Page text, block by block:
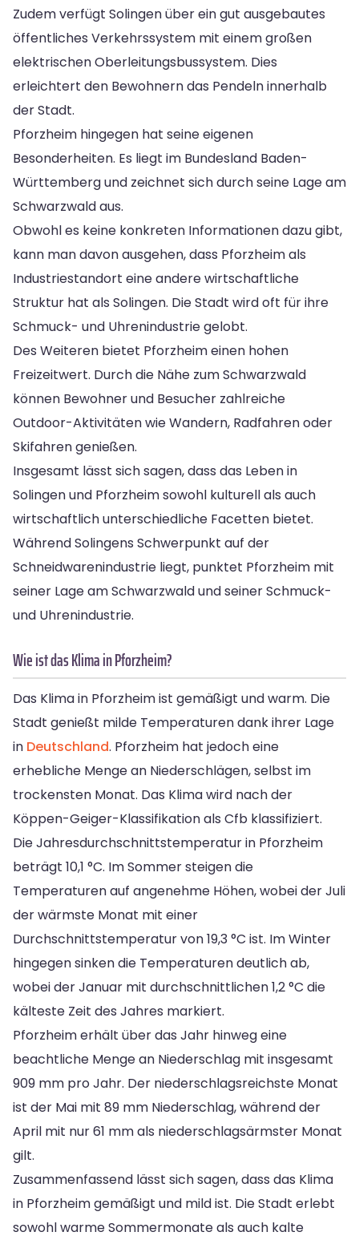
Zudem verfügt Solingen über ein gut ausgebautes
öffentliches Verkehrssystem mit einem großen
elektrischen Oberleitungsbussystem. Dies
erleichtert den Bewohnern das Pendeln innerhalb
der Stadt.
Pforzheim hingegen hat seine eigenen
Besonderheiten. Es liegt im Bundesland Baden-
Württemberg und zeichnet sich durch seine Lage am
Schwarzwald aus.
Obwohl es keine konkreten Informationen dazu gibt,
kann man davon ausgehen, dass Pforzheim als
Industriestandort eine andere wirtschaftliche
Struktur hat als Solingen. Die Stadt wird oft für ihre
Schmuck- und Uhrenindustrie gelobt.
Des Weiteren bietet Pforzheim einen hohen
Freizeitwert. Durch die Nähe zum Schwarzwald
können Bewohner und Besucher zahlreiche
Outdoor-Aktivitäten wie Wandern, Radfahren oder
Skifahren genießen.
Insgesamt lässt sich sagen, dass das Leben in
Solingen und Pforzheim sowohl kulturell als auch
wirtschaftlich unterschiedliche Facetten bietet.
Während Solingens Schwerpunkt auf der
Schneidwarenindustrie liegt, punktet Pforzheim mit
seiner Lage am Schwarzwald und seiner Schmuck-
und Uhrenindustrie.
Wie ist das Klima in Pforzheim?
Das Klima in Pforzheim ist gemäßigt und warm. Die
Stadt genießt milde Temperaturen dank ihrer Lage
in Deutschland. Pforzheim hat jedoch eine
erhebliche Menge an Niederschlägen, selbst im
trockensten Monat. Das Klima wird nach der
Köppen-Geiger-Klassifikation als Cfb klassifiziert.
Die Jahresdurchschnittstemperatur in Pforzheim
beträgt 10,1 °C. Im Sommer steigen die
Temperaturen auf angenehme Höhen, wobei der Juli
der wärmste Monat mit einer
Durchschnittstemperatur von 19,3 °C ist. Im Winter
hingegen sinken die Temperaturen deutlich ab,
wobei der Januar mit durchschnittlichen 1,2 °C die
kälteste Zeit des Jahres markiert.
Pforzheim erhält über das Jahr hinweg eine
beachtliche Menge an Niederschlag mit insgesamt
909 mm pro Jahr. Der niederschlagsreichste Monat
ist der Mai mit 89 mm Niederschlag, während der
April mit nur 61 mm als niederschlagsärmster Monat
gilt.
Zusammenfassend lässt sich sagen, dass das Klima
in Pforzheim gemäßigt und mild ist. Die Stadt erlebt
sowohl warme Sommermonate als auch kalte